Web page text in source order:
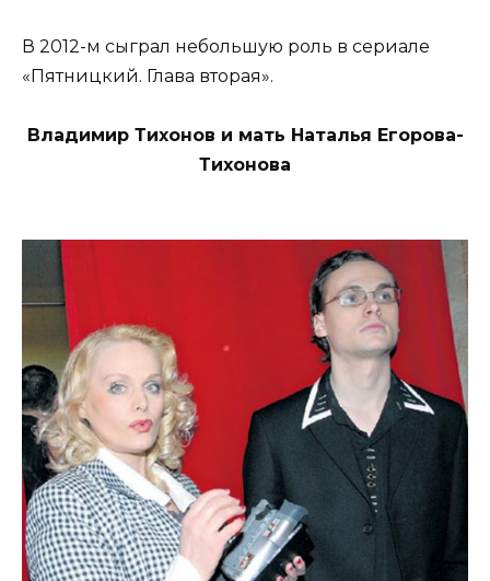
В 2012-м сыграл небольшую роль в сериале
«Пятницкий. Глава вторая».
Владимир Тихонов и мать Наталья Егорова-
Тихонова